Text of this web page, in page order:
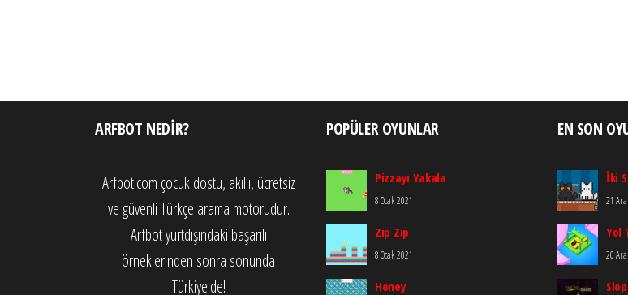
ARFBOT NEDIR?
Arfbot.com çocuk dostu, akıllı, ücretsiz
ve güvenli Türkçe arama motorudur.
Arfbot yurtdışındaki başarılı
örneklerinden sonra sonunda
Türkiye'de!
POPÜLER OYUNLAR
Pizzayı Yakala
8 Ocak 2021
Zıp Zıp
8 Ocak 2021
Honey
EN SON
İki
21
Yol
20